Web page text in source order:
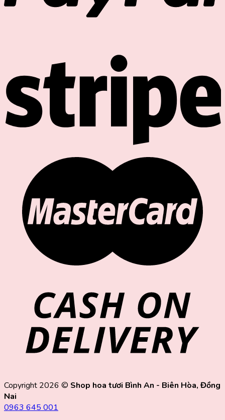
Copyright 2026 © Shop hoa tươi Bình An - Biên Hòa, Đồng
Nai
0963 645 001